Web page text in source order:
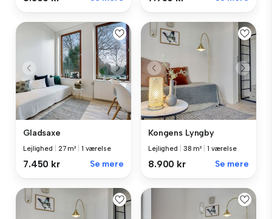
Gladsaxe
Lejlighed 27 m² 1 værelse
7.450 kr Se mere
Kongens Lyngby
Lejlighed 38 m² 1 værelse
8.900 kr Se mere